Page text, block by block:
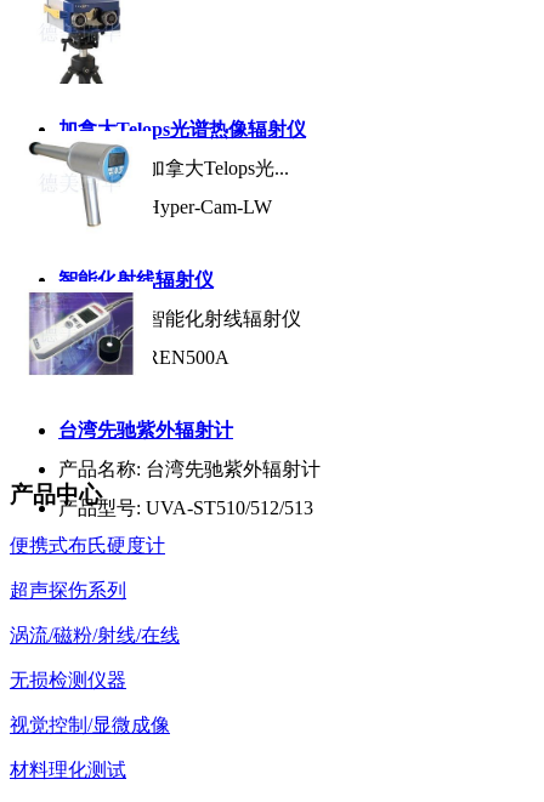
加拿大Telops光谱热像辐射仪
产品名称:
加拿大Telops光...
产品型号:
Hyper-Cam-LW
智能化射线辐射仪
产品名称:
智能化射线辐射仪
产品型号:
REN500A
台湾先驰紫外辐射计
产品名称: 台湾先驰紫外辐射计
产品型号: UVA-ST510/512/513
产品中心
便携式布氏硬度计
超声探伤系列
涡流/磁粉/射线/在线
无损检测仪器
视觉控制/显微成像
材料理化测试